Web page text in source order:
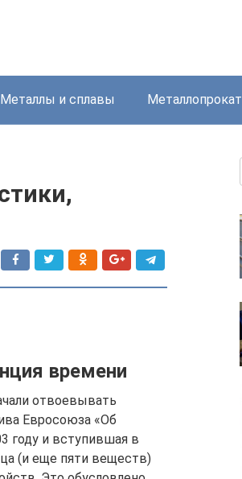
Металлы и сплавы Металлопрокат
времени
отвоевывать
Евросоюза «Об
году и вступившая в
(и еще пяти веществ)